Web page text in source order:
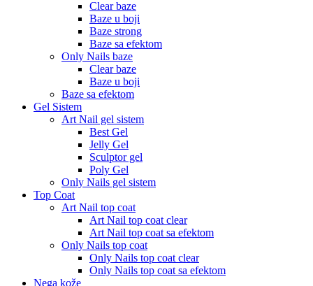
Clear baze
Baze u boji
Baze strong
Baze sa efektom
Only Nails baze
Clear baze
Baze u boji
Baze sa efektom
Gel Sistem
Art Nail gel sistem
Best Gel
Jelly Gel
Sculptor gel
Poly Gel
Only Nails gel sistem
Top Coat
Art Nail top coat
Art Nail top coat clear
Art Nail top coat sa efektom
Only Nails top coat
Only Nails top coat clear
Only Nails top coat sa efektom
Nega kože